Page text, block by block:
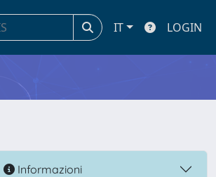
IT LOGIN
Informazioni